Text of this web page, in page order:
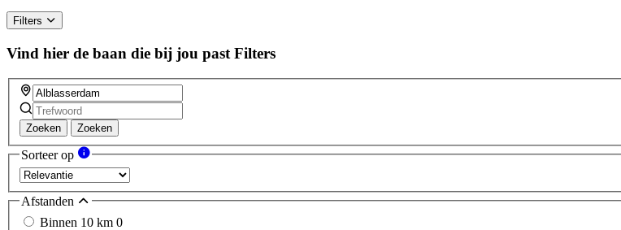
Filters
Vind hier de baan die bij jou past Filters
Zoeken Zoeken
Sorteer op
Afstanden
Binnen 10 km 0